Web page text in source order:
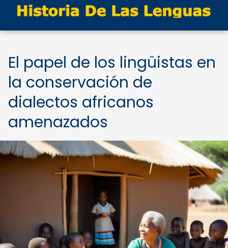
El papel de los lingüistas en
la conservación de
dialectos africanos
amenazados